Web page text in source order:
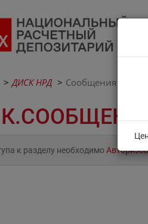
ДИСК НРД Сообщения
к разделу необходимо